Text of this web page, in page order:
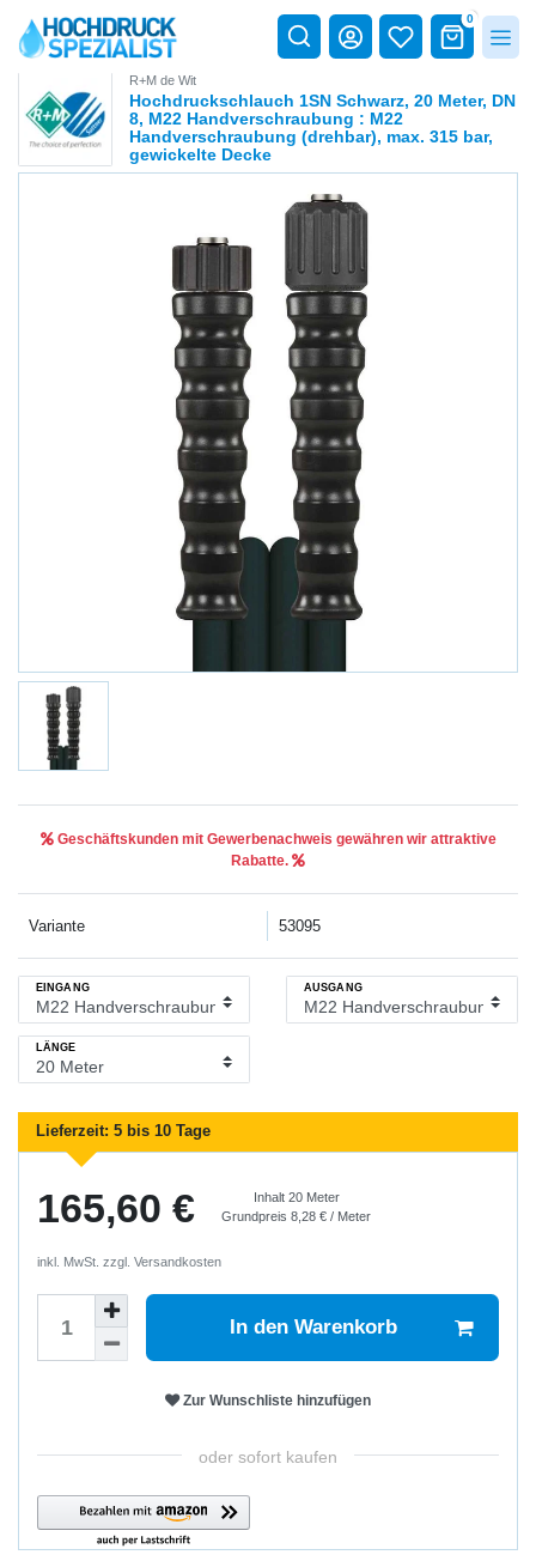
0
R+M de Wit
Hochdruckschlauch 1SN Schwarz, 20 Meter, DN
8, M22 Handverschraubung : M22
Handverschraubung (drehbar), max. 315 bar,
gewickelte Decke
Geschäftskunden mit Gewerbenachweis gewähren wir attraktive
Rabatte.
Variante 53095
EINGANG AUSGANG
LÄNGE
Lieferzeit: 5 bis 10 Tage
165,60 € Inhalt 20 Meter
Grundpreis8,28 € / Meter
inkl. MwSt. zzgl. Versandkosten
In den Warenkorb
Zur Wunschliste hinzufügen
oder sofort kaufen